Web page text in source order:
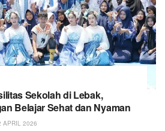
Sekolah di Lebak,
Belajar Sehat dan Nyaman
APRIL 2026